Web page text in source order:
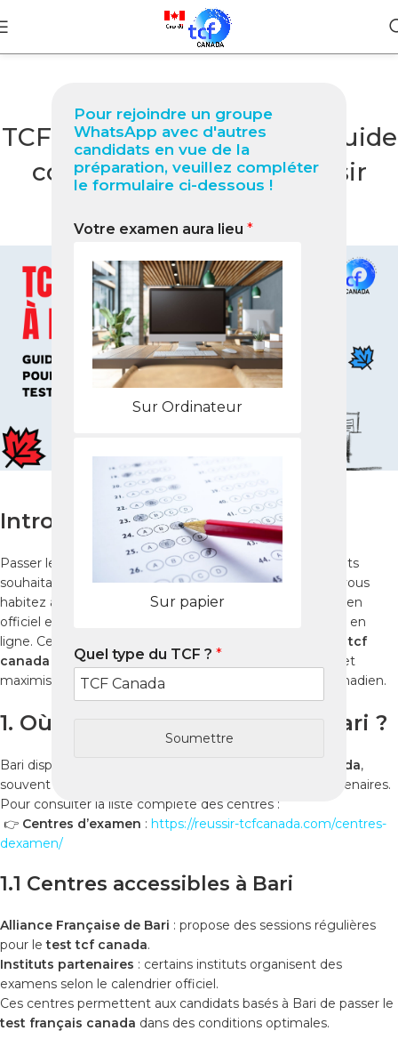
Pour rejoindre un groupe
WhatsApp avec d'autres
candidats en vue de la
préparation, veuillez compléter
le formulaire ci-dessous !
Votre examen aura lieu *
Sur Ordinateur
Sur papier
Quel type du TCF ? *
Soumettre
BLOG
TCF Canada à Bari (Italie) Guide
complet 2026 pour réussir
NabilOn janvier 21, 2026
Introduction
Passer le
est une étape clé pour les candidats
souhaitant immigrer, étudier ou travailler au Canada. Si vous
habitez à Bari, vous pouvez accéder à un centre d’examen
officiel et suivre une
complète en
ligne. Ce guide vous explique comment organiser votretcf
canada exam, améliorer vos compétences en français et
maximiser vos chances de réussite pour votre projet canadien.
1. Où passer le TCF Canada à Bari ?
Bari dispose de centres officiels pour passer le tcf canada,
souvent affiliés aux Alliances Françaises ou instituts partenaires.
Pour consulter la liste complète des centres :
👉 Centres d’examen : https://reussir-tcfcanada.com/centres-
dexamen/
1.1 Centres accessibles à Bari
Alliance Française de Bari : propose des sessions régulières
pour letest tcf canada.
Instituts partenaires : certains instituts organisent des
examens selon le calendrier officiel.
Ces centres permettent aux candidats basés à Bari de passer le
test français canada dans des conditions optimales.